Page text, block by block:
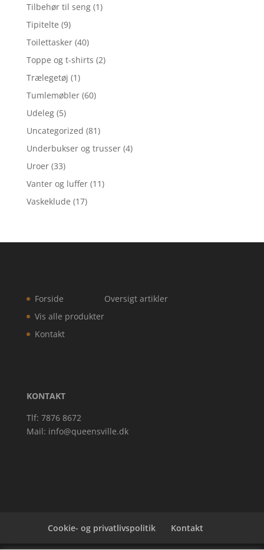
Tilbehør til seng (1)
Tipitelte (9)
Toilettasker (40)
Toppe og t-shirts (2)
Trælegetøj (1)
Tumlemøbler (60)
Udeleg (5)
Uncategorized (81)
Underbukser og trusser (4)
Uroer (33)
Vanter og luffer (11)
Vaskeklude (17)
Forside
Vis alle produkter
Kontakt
Oversigt artikler
KONTAKT
Tlf: 7876 8672
Mail: info@queensville.dk
Cookie- og privatlivspolitik Kontakt